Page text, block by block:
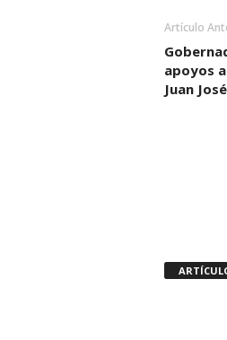
Artículo
apoyos
Juan